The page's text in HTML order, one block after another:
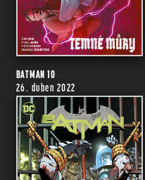
BATMAN 10
26. duben 2022